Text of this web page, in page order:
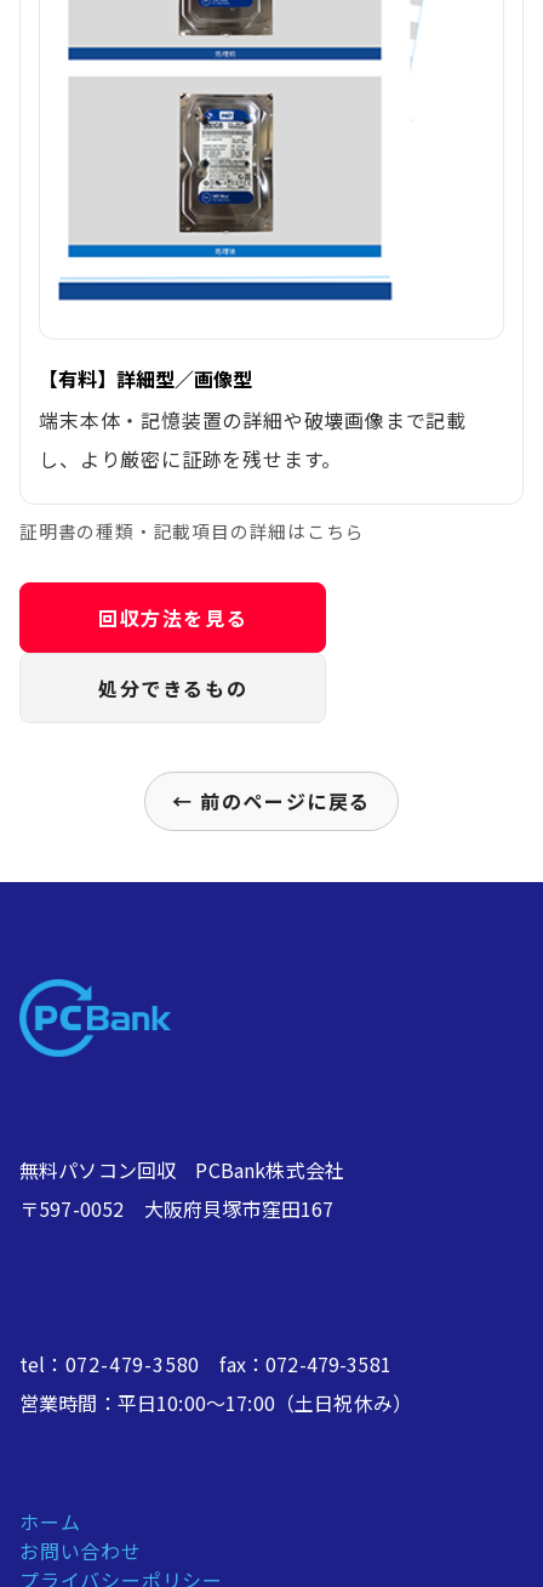
【有料】詳細型／画像型
端末本体・記憶装置の詳細や破壊画像まで記載
し、より厳密に証跡を残せます。
証明書の種類・記載項目の詳細はこちら
回収方法を見る
処分できるもの
← 前のページに戻る
無料パソコン回収 PCBank株式会社
〒597-0052 大阪府貝塚市窪田167
tel： 072-479-3580 fax：072-479-3581
営業時間：平日10:00～17:00（土日祝休み）
ホーム
お問い合わせ
プライバシーポリシー